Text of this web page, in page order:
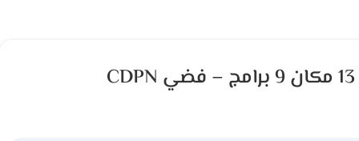
جلاية صحون كاندي 13 مكان 9 برامج – فضي CDPN